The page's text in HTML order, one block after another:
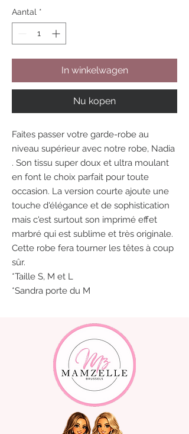
Aantal *
In winkelwagen
Nu kopen
Faites passer votre garde-robe au
niveau supérieur avec notre robe, Nadia
. Son tissu super doux et ultra moulant
en font le choix parfait pour toute
occasion. La version courte ajoute une
touche d'élégance et de sophistication
mais c'est surtout son imprimé effet
marbré qui est sublime et très originale.
Cette robe fera tourner les têtes à coup
sûr.
*Taille S, M et L
*Sandra porte du M